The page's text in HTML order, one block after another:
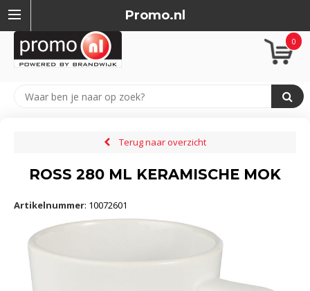
Promo.nl
0
Terug naar overzicht
ROSS 280 ML KERAMISCHE MOK
Artikelnummer: 10072601